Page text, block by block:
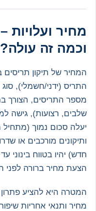
מחיר
וכמה זה עולה?
המחיר של תיקון
התריס (ידני/חשמלי),
מספר התריסים, הצורך
שלבים, רצועות), גישה
יעלה סכום נמוך
ותיקונים מורכבים או
חדש) יהיו בטווח בינוני
הצעת מחיר ברורה לפני
המטרה היא להציע
מחיר ותנאי אחריות